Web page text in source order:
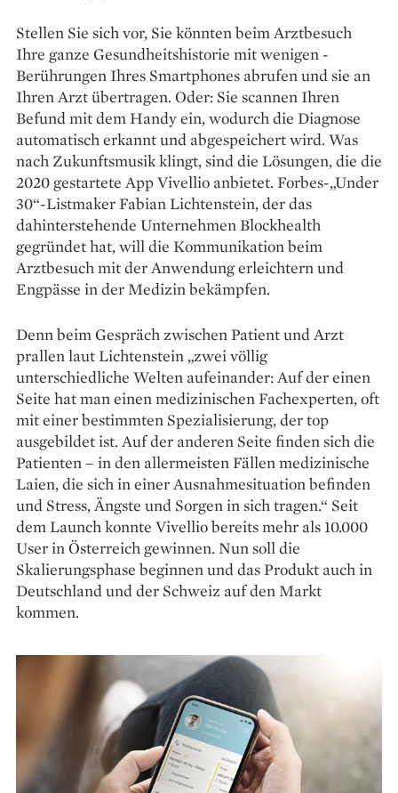
Stellen Sie sich vor, Sie könnten beim Arztbesuch
Ihre ganze Gesundheits­historie mit wenigen ­
Berührungen Ihres Smartphones abrufen und sie an
Ihren Arzt übertragen. Oder: Sie scannen Ihren
Befund mit dem Handy ein, wodurch die Diagnose
automatisch erkannt und abge­speichert wird. Was
nach Zukunftsmusik klingt, sind die Lösungen, die die
2020 gestartete App Vivellio anbietet. Forbes-„Under
30“-Listmaker Fabian Lichtenstein, der das
dahinterstehende Unternehmen Blockhealth
gegründet hat, will die Kommunikation beim
Arztbesuch mit der Anwendung erleichtern und
Engpässe in der Medizin bekämpfen.
Denn beim Gespräch zwischen Patient und Arzt
prallen laut Lichtenstein „zwei völlig
unterschiedliche Welten aufeinander: Auf der einen
Seite hat man einen medizinischen Fachexperten, oft
mit einer bestimmten Spezialisierung, der top
ausgebildet ist. Auf der anderen Seite finden sich die
Patienten – in den allermeisten Fällen medizinische
Laien, die sich in einer Ausnahmesituation befinden
und Stress, Ängste und Sorgen in sich tragen.“ Seit
dem Launch konnte Vivellio bereits mehr als 10.000
User in Österreich gewinnen. Nun soll die
Skalierungs­phase beginnen und das Produkt auch in
Deutschland und der Schweiz auf den Markt
kommen.